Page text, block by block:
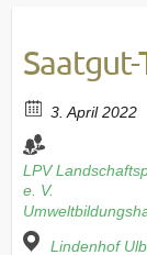
3. April 2022
LPV
e. V.
Lindenhof